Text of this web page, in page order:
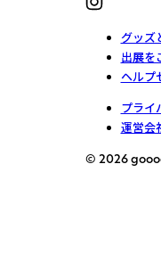
グッズ
出展を
ヘルプ
プライ
運営会
© 2026